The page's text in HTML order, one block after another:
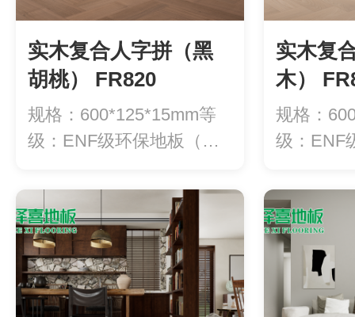
实木复合人字拼（黑
胡桃） FR820
规格：600*125*15mm等
级：ENF级环保地板（甲
实木复
木）
规格：
级：ENF